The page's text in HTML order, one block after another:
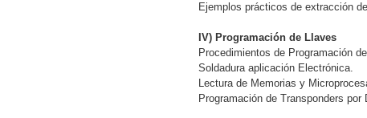
Ejemplos prácticos de extracción
IV) Programación de Llaves
Procedimientos de Programación
Soldadura aplicación Electrónica.
Lectura de Memorias y
Programación de Transponders por